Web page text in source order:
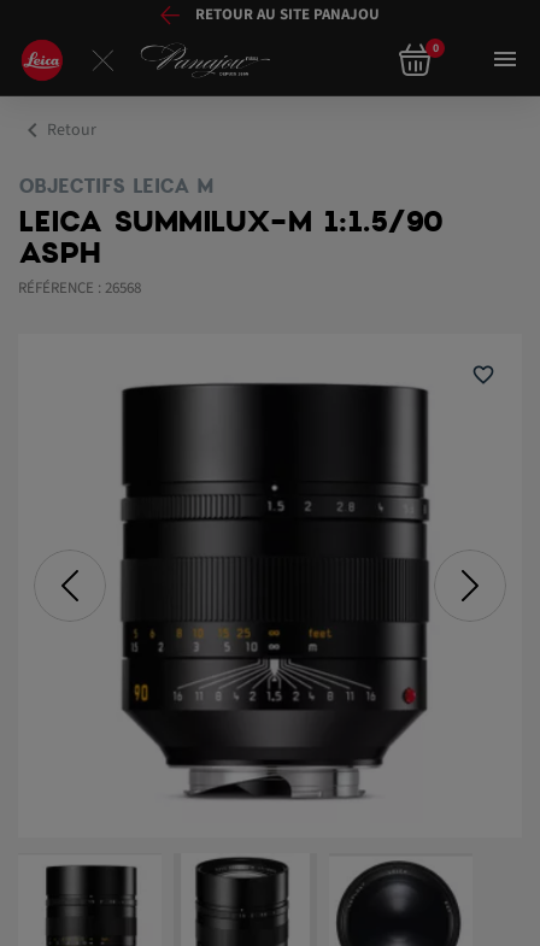
RETOUR AU SITE PANAJOU
0 
chevron_left Retour
OBJECTIFS LEICA M
LEICA SUMMILUX-M 1:1.5/90
ASPH
RÉFÉRENCE : 26568
favorite_border